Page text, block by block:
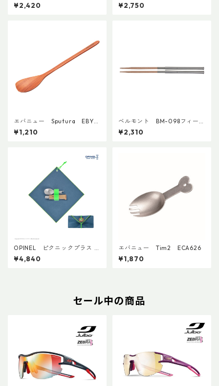
EBY657
¥2,420
ンドルスプーン
¥2,750
エバニュー Sputura EBY7
26
¥1,210
ベルモント BM-098フィール
ドスティック（エンジ）
¥2,310
OPINEL ピクニックプラス コ
ンプリートセット
¥4,840
エバニュー Tim2 ECA626
¥1,870
セール中の商品